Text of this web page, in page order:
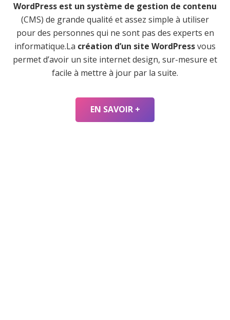
WordPress est un système de gestion de contenu
(CMS) de grande qualité et assez simple à utiliser
pour des personnes qui ne sont pas des experts en
informatique.La création d’un site WordPressvous
permet d’avoir un site internet design, sur-mesure et
facile à mettre à jour par la suite.
EN SAVOIR +